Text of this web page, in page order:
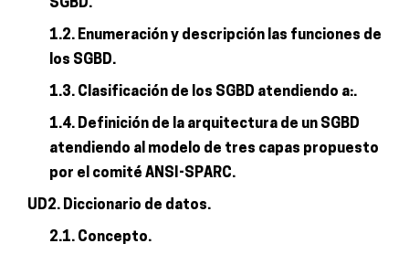
SGBD.
1.2. Enumeración y descripción las funciones de
los SGBD.
1.3. Clasificación de los SGBD atendiendo a:.
1.4. Definición de la arquitectura de un SGBD
atendiendo al modelo de tres capas propuesto
por el comité ANSI-SPARC.
UD2. Diccionario de datos.
2.1. Concepto.